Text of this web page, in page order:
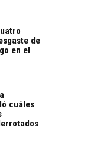
de
en el
cuáles